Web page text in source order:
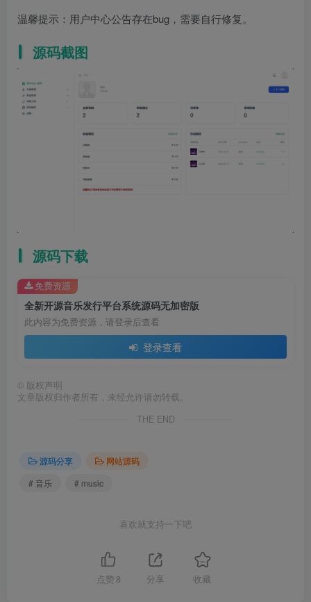
温馨提示：用户中心公告存在bug，需要自行修复。
源码截图
源码下载
全新开源音乐发行平台系统源码无加密版
此内容为免费资源，请登录后查看
登录查看
免费资源
© 版权声明
文章版权归作者所有，未经允许请勿转载。
THE END
源码分享
网站源码
# 音乐
# music
喜欢就支持一下吧
点赞 8 分享 收藏